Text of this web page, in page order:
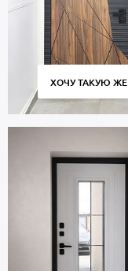
ХОЧУ ТАКУЮ ЖЕ